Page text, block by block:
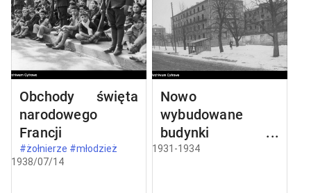
Obchody święta
narodowego
Francji
#żołnierze #młodzież
1938/07/14
Nowo
wybudowane
budynki w
Częstochowie
1931-1934